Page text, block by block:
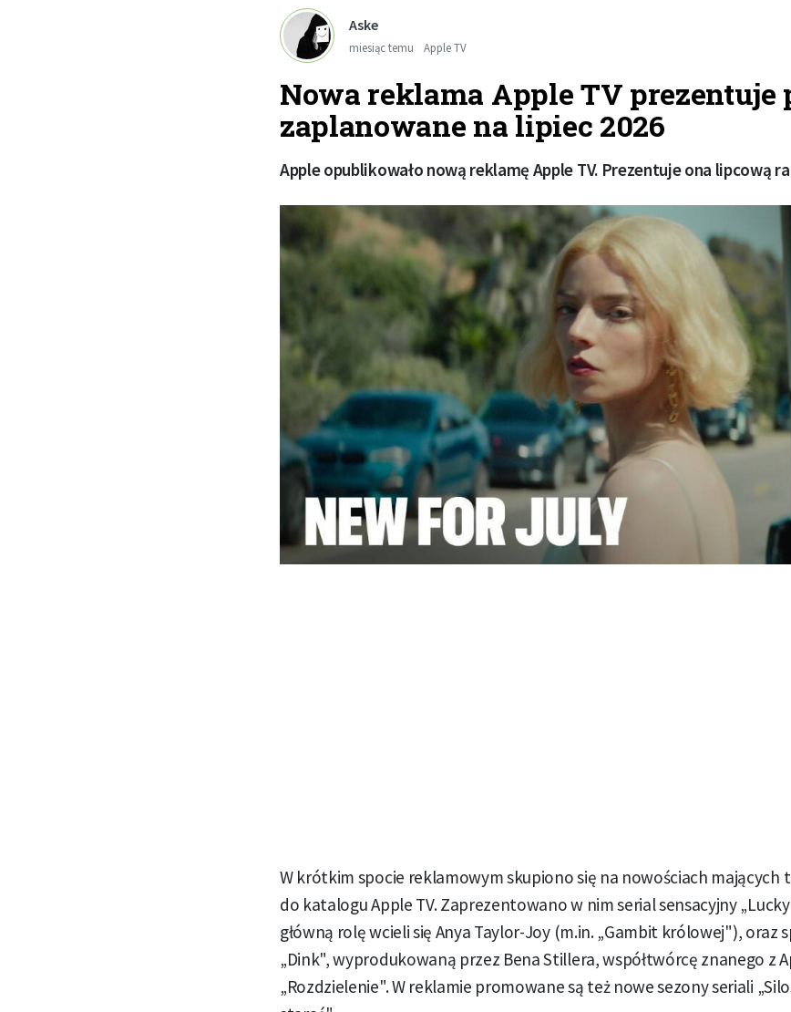
Aske
miesiąc temu Apple TV
Nowa reklama Apple TV prezentuje
zaplanowane na lipiec 2026
Apple opublikowało nową reklamę Apple TV. Prezentuje ona lipcową
W krótkim spocie reklamowym skupiono się na nowościach mających
do katalogu Apple TV. Zaprezentowano w nim serial sensacyjny
główną rolę wcieli się Anya Taylor-Joy (m.in. „Gambit królowej"), oraz
„Dink", wyprodukowaną przez Bena Stillera, współtwórcę znanego z
„Rozdzielenie". W reklamie promowane są też nowe sezony seriali